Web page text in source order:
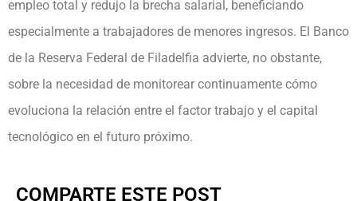
empleo total y redujo la brecha salarial, beneficiando
especialmente a trabajadores de menores ingresos. El Banco
de la Reserva Federal de Filadelfia advierte, no obstante,
sobre la necesidad de monitorear continuamente cómo
evoluciona la relación entre el factor trabajo y el capital
tecnológico en el futuro próximo.
COMPARTE ESTE POST